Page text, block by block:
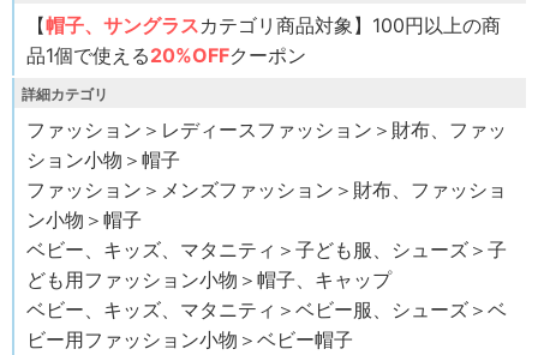
【帽子、サングラスカテゴリ商品対象】100円以上の商
品1個で使える20%OFFクーポン
詳細カテゴリ
ファッション＞レディースファッション＞財布、ファッ
ション小物＞帽子
ファッション＞メンズファッション＞財布、ファッショ
ン小物＞帽子
ベビー、キッズ、マタニティ＞子ども服、シューズ＞子
ども用ファッション小物＞帽子、キャップ
ベビー、キッズ、マタニティ＞ベビー服、シューズ＞ベ
ビー用ファッション小物＞ベビー帽子